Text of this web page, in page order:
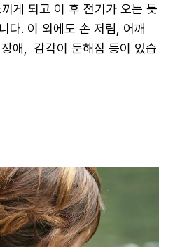
게 되고 이 후 전기가 오는 듯
다. 이 외에도 손 저림, 어깨
애, 감각이 둔해짐 등이 있습